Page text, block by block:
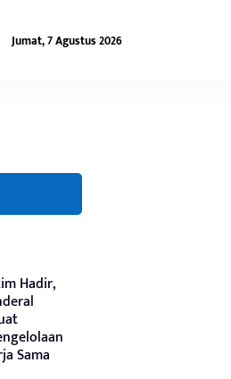
Jumat, 7 Agustus 2026
Hadir,
Sama